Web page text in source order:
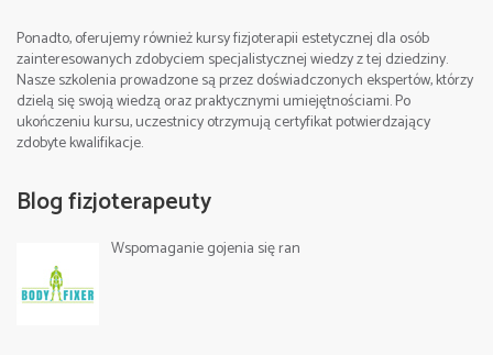
Ponadto, oferujemy również kursy fizjoterapii estetycznej dla osób
zainteresowanych zdobyciem specjalistycznej wiedzy z tej dziedziny.
Nasze szkolenia prowadzone są przez doświadczonych ekspertów, którzy
dzielą się swoją wiedzą oraz praktycznymi umiejętnościami. Po
ukończeniu kursu, uczestnicy otrzymują certyfikat potwierdzający
zdobyte kwalifikacje.
Blog fizjoterapeuty
Wspomaganie gojenia się ran